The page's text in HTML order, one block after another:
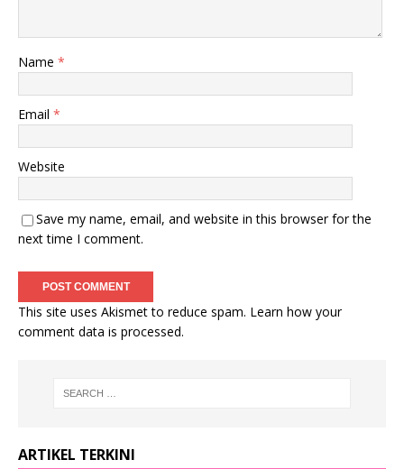
Name *
Email *
Website
Save my name, email, and website in this browser for the
next time I comment.
This site uses Akismet to reduce spam. Learn how your
comment data is processed.
ARTIKEL TERKINI